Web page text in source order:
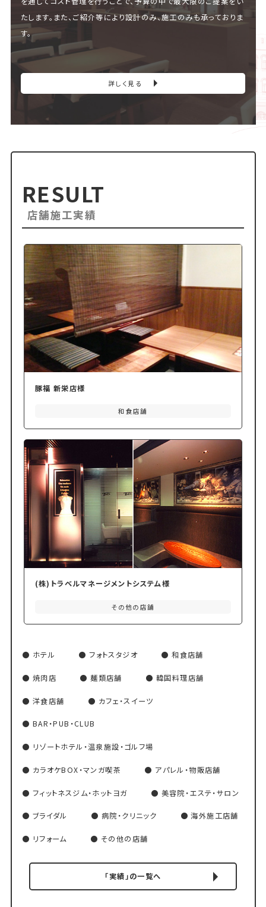
たします。また、ご紹介等により設計のみ、施工のみも承っておりま
す。
詳しく見る
RESULT
店舗施工実績
豚福 新栄店様
和食店舗
(株)トラベルマネージメントシステム様
その他の店舗
ホテル フォトスタジオ 和食店舗
焼肉店 麺類店舗 韓国料理店舗
洋食店舗 カフェ・スイーツ
BAR・PUB・CLUB
リゾートホテル・温泉施設・ゴルフ場
カラオケBOX・マンガ喫茶 アパレル・物販店舗
フィットネスジム・ホットヨガ 美容院・エステ・サロン
ブライダル 病院・クリニック 海外施工店舗
リフォーム その他の店舗
「実績」の一覧へ